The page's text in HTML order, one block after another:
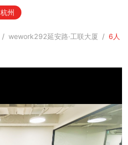
杭州
/ wework292延安路·工联大厦 / 6人